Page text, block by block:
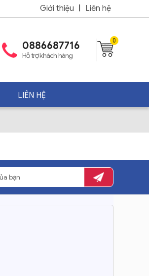
Giới thiệu Liên hệ
0886687716
Hỗ trợ khách hàng
0
LIÊN HỆ